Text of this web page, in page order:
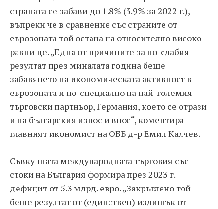
страната се забави до 1.8% (3.9% за 2022 г.),
въпреки че в сравнение със страните от
еврозоната той остана на относително високо
равнище. „Една от причините за по-слабия
резултат през миналата година беше
забавянето на икономическата активност в
еврозоната и по-специално на най-големия
търговски партньор, Германия, което се отрази
и на българския износ и внос“, коментира
главният икономист на ОББ д-р Емил Калчев.
Съвкупната международната търговия със
стоки на България формира през 2023 г.
дефицит от 5.3 млрд. евро. „Закръглено той
беше резултат от (единствен) излишък от